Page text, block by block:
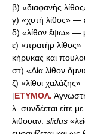
β) «διαφανὴς
γ) «χυτὴ λίθος» —
δ) «λίθον ἕψω» —
ε) «πρατὴρ
κήρυκας και
στ) «Δία λίθον
ζ) «λίθοι
[ΕΤΥΜΟΛ.
λ. συνδέεται είτε
λιθουαν. slidus